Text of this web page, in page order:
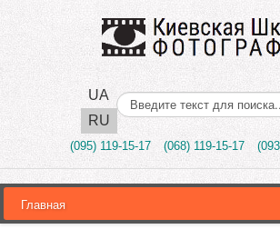
UA
RU
Поиск..
(095) 119-15-17 (068) 119-15-17